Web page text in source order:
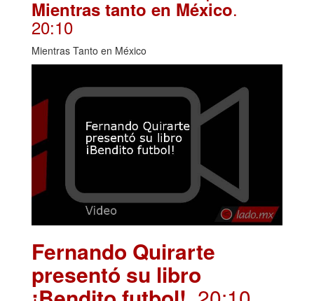
Mientras tanto en México.
20:10
Mientras Tanto en México
Fernando Quirarte
presentó su libro